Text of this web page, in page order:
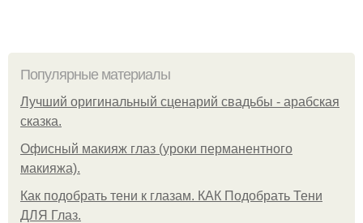
Популярные материалы
Лучший оригинальный сценарий свадьбы - арабская
сказка.
Офисный макияж глаз (уроки перманентного
макияжа).
Как подобрать тени к глазам. КАК Подобрать Тени
ДЛЯ Глаз.